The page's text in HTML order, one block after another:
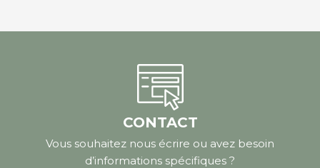
CONTACT
Vous souhaitez nous écrire ou avez besoin
d’informations spécifiques ?